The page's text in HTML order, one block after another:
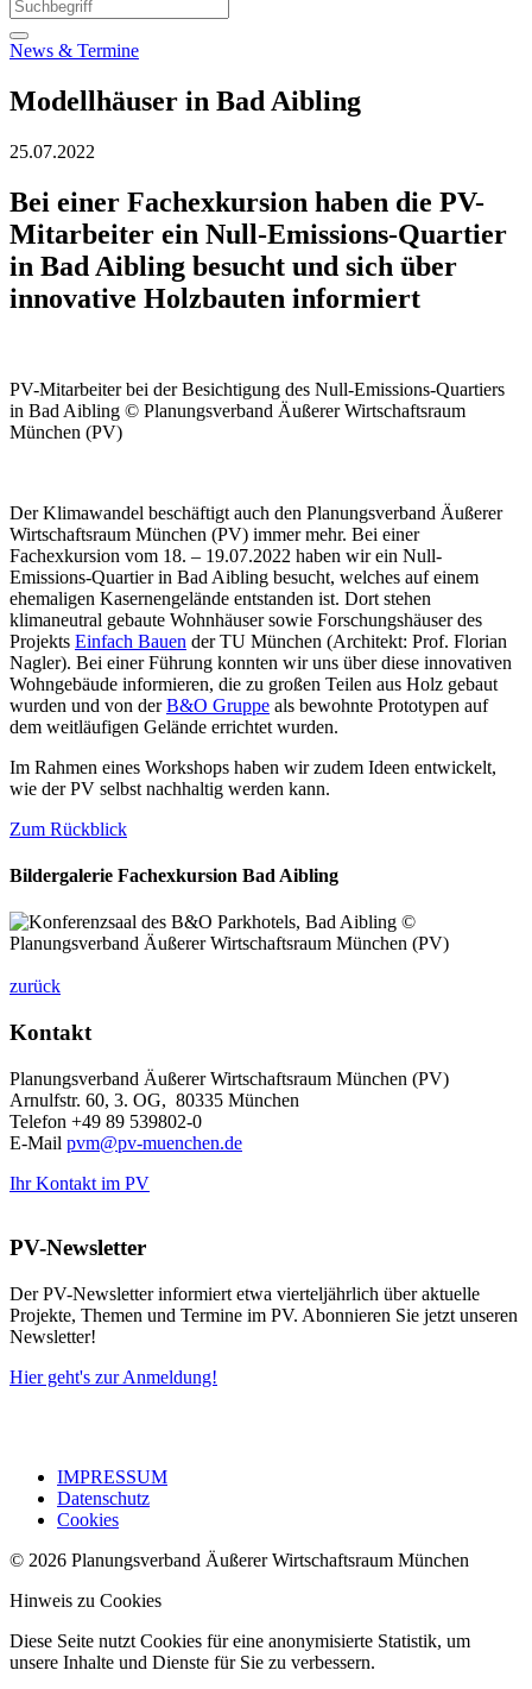
News & Termine
Modellhäuser in Bad Aibling
25.07.2022
Bei einer Fachexkursion haben die PV-
Mitarbeiter ein Null-Emissions-Quartier
in Bad Aibling besucht und sich über
innovative Holzbauten informiert
PV-Mitarbeiter bei der Besichtigung des Null-Emissions-Quartiers
in Bad Aibling © Planungsverband Äußerer Wirtschaftsraum
München (PV)
Der Klimawandel beschäftigt auch den Planungsverband Äußerer
Wirtschaftsraum München (PV) immer mehr. Bei einer
Fachexkursion vom 18. – 19.07.2022 haben wir ein Null-
Emissions-Quartier in Bad Aibling besucht, welches auf einem
ehemaligen Kasernengelände entstanden ist. Dort stehen
klimaneutral gebaute Wohnhäuser sowie Forschungshäuser des
Projekts Einfach Bauen der TU München (Architekt: Prof. Florian
Nagler). Bei einer Führung konnten wir uns über diese innovativen
Wohngebäude informieren, die zu großen Teilen aus Holz gebaut
wurden und von derB&O Gruppe als bewohnte Prototypen auf
dem weitläufigen Gelände errichtet wurden.
Im Rahmen eines Workshops haben wir zudem Ideen entwickelt,
wie der PV selbst nachhaltig werden kann.
Zum Rückblick
Bildergalerie Fachexkursion Bad Aibling
zurück
Kontakt
Planungsverband Äußerer Wirtschaftsraum München (PV)
Arnulfstr. 60, 3. OG, 80335 München
Telefon +49 89 539802-0
E-Mail pvm@pv-muenchen.de
Ihr Kontakt im PV
PV-Newsletter
Der PV-Newsletter informiert etwa vierteljährlich über aktuelle
Projekte, Themen und Termine im PV. Abonnieren Sie jetzt unseren
Newsletter!
Hier geht's zur Anmeldung!
IMPRESSUM
Datenschutz
Cookies
© 2026 Planungsverband Äußerer Wirtschaftsraum München
Hinweis zu Cookies
Diese Seite nutzt Cookies für eine anonymisierte Statistik, um
unsere Inhalte und Dienste für Sie zu verbessern.